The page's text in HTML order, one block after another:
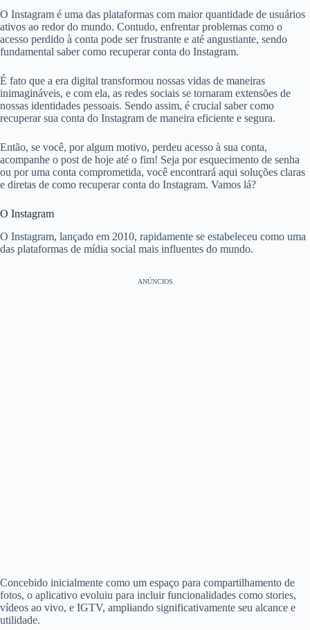
O Instagram é uma das plataformas com maior quantidade de usuários
ativos ao redor do mundo. Contudo, enfrentar problemas como o
acesso perdido à conta pode ser frustrante e até angustiante, sendo
fundamental saber como recuperar conta do Instagram.
É fato que a era digital transformou nossas vidas de maneiras
inimagináveis, e com ela, as redes sociais se tornaram extensões de
nossas identidades pessoais. Sendo assim, é crucial saber como
recuperar sua conta do Instagram de maneira eficiente e segura.
Então, se você, por algum motivo, perdeu acesso à sua conta,
acompanhe o post de hoje até o fim! Seja por esquecimento de senha
ou por uma conta comprometida, você encontrará aqui soluções claras
e diretas de como recuperar conta do Instagram. Vamos lá?
O Instagram
O Instagram, lançado em 2010, rapidamente se estabeleceu como uma
das plataformas de mídia social mais influentes do mundo.
ANÚNCIOS
Concebido inicialmente como um espaço para compartilhamento de
fotos, o aplicativo evoluiu para incluir funcionalidades como stories,
vídeos ao vivo, e IGTV, ampliando significativamente seu alcance e
utilidade.